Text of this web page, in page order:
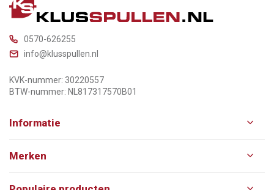
0570-626255
info@klusspullen.nl
KVK-nummer: 30220557
BTW-nummer: NL817317570B01
Informatie
Merken